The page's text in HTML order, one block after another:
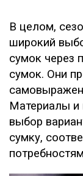
В целом,
широкий
сумок через
сумок. Они
Материалы и
выбор
сумку,